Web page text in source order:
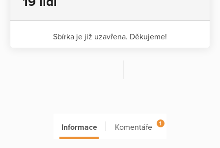
Sbírka je již uzavřena. Děkujeme!
Informace Komentáře 1